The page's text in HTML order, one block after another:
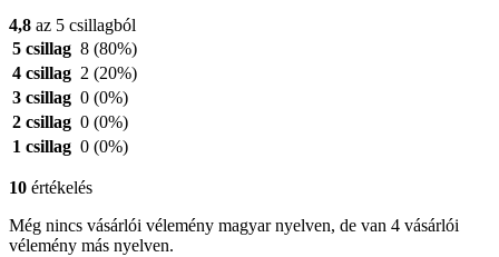
4,8 az 5 csillagból
5 csillag 8 (80%)
4 csillag 2 (20%)
3 csillag 0 (0%)
2 csillag 0 (0%)
1 csillag 0 (0%)
10 értékelés
Még nincs vásárlói vélemény magyar nyelven, de van 4 vásárlói
vélemény más nyelven.